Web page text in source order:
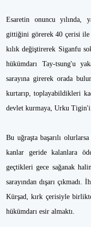
Esaretin onuncu yılında,
gittiğini görerek 40 çerisi
kılık değiştirerek Siganfu
hükümdarı Tay-tsung'u
sarayına girerek orada
kurtarıp, toplayabildikleri
devlet kurmaya, Urku
Bu uğraşta başarılı
kanlar geride kalanlara
geçtikleri gece sağanak
sarayından dışarı çıkmadı.
Kürşad, kırk çerisiyle
hükümdarı esir almaktı.